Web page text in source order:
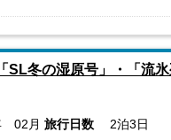
SL冬の湿原号」・「流
02月 旅行日数 2泊3日